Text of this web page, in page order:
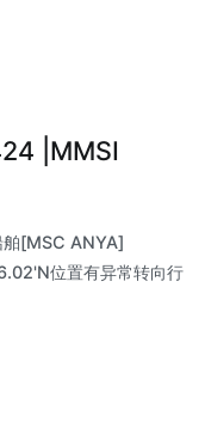
|MMSI
[MSC ANYA]
位置有异常转向行